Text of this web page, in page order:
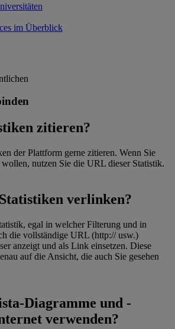
im Überblick
zitieren?
der Plattform gerne zitieren. Wenn Sie
nutzen Sie die URL dieser Statistik.
verlinken?
egal in welcher Filterung und in
die vollständige URL (http:// usw.)
anzeigt und als Link einsetzen. Diese
auf die Ansicht, die auch Sie gesehen
Diagramme und -
verwenden?